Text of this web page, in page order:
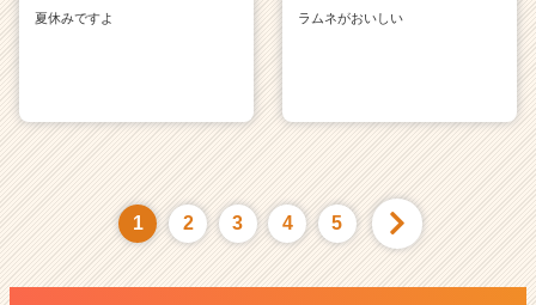
夏休みですよ
ラムネがおいしい
1 2 3 4 5